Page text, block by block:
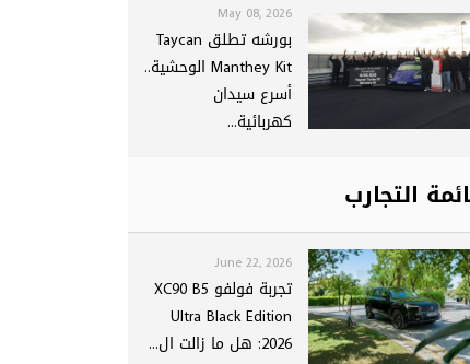
May 08, 2026
بورشه تطلق Taycan
Manthey Kit الوحشية..
أسرع سيدان
كهربائية...
التجارب
June 22, 2026
تجربة فولفو XC90 B5
Ultra Black Edition
2026: هل ما زالت ال...